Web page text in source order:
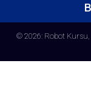
© 2026: Robot Kursu,